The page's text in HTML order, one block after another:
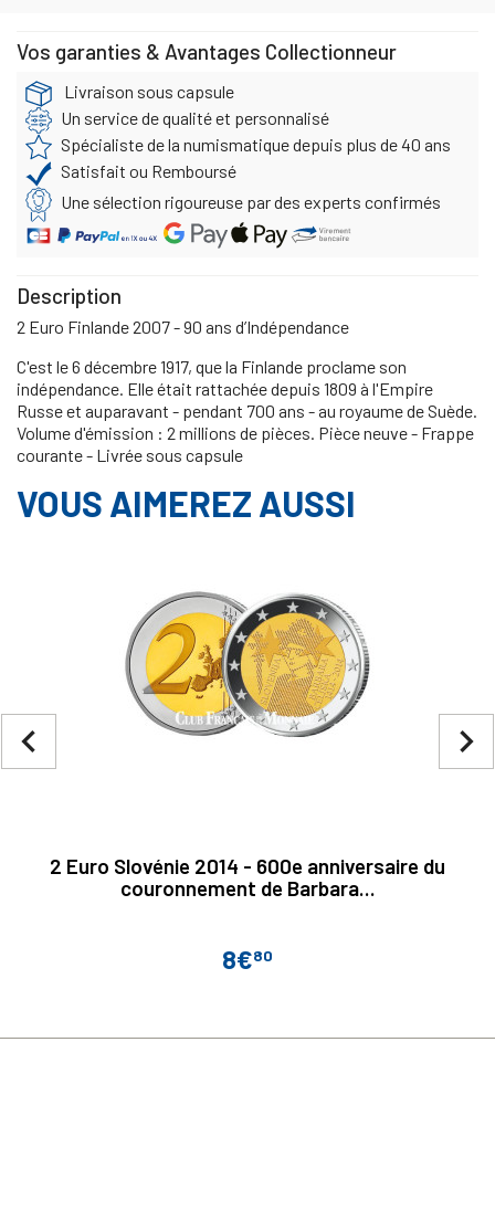
Vos garanties & Avantages Collectionneur
Livraison sous capsule
Un service de qualité et personnalisé
Spécialiste de la numismatique depuis plus de 40 ans
Satisfait ou Remboursé
Une sélection rigoureuse par des experts confirmés
Description
2 Euro Finlande 2007 - 90 ans d’Indépendance
C'est le 6 décembre 1917, que la Finlande proclame son
indépendance. Elle était rattachée depuis 1809 à l'Empire
Russe et auparavant - pendant 700 ans - au royaume de Suède.
Volume d'émission : 2 millions de pièces. Pièce neuve - Frappe
courante - Livrée sous capsule
VOUS AIMEREZ AUSSI
2 Euro Slovénie 2014 - 600e anniversaire du
couronnement de Barbara...
Prix
8€80
navigate_next
navigate_before